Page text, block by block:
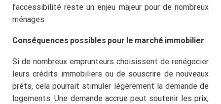
l’accessibilité reste un enjeu majeur pour de nombreux
ménages.
Conséquences possibles pour le marché immobilier
Si de nombreux emprunteurs choisissent de renégocier
leurs crédits immobiliers ou de souscrire de nouveaux
prêts, cela pourrait stimuler légèrement la demande de
logements. Une demande accrue peut soutenir les prix,